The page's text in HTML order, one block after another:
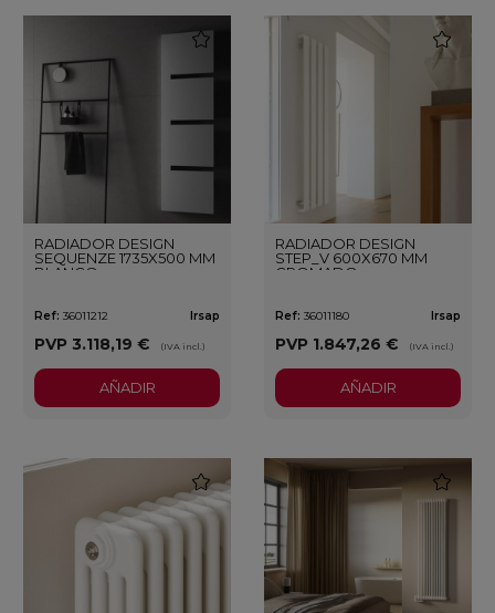
RADIADOR DESIGN
SEQUENZE 1735X500 MM
BLANCO
Ref: 36011212 Irsap
PVP 3.118,19 € (IVA incl.)
favorite
AÑADIR
RADIADOR DESIGN
STEP_V 600X670 MM
CROMADO
Ref: 36011180 Irsap
PVP 1.847,26 € (IVA incl.)
favorite
AÑADIR
favorite favorite